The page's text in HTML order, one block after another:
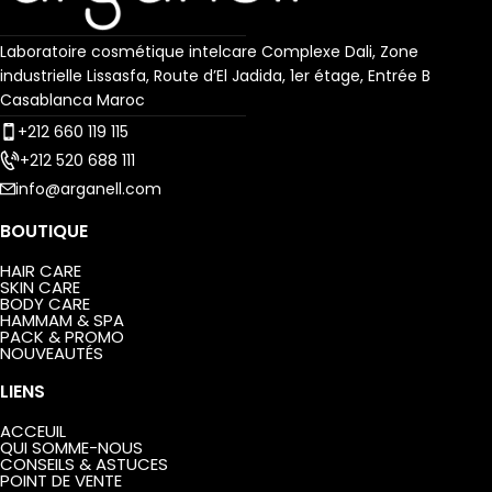
pour une peau sublimée jour
après jour.
Laboratoire cosmétique intelcare Complexe Dali, Zone
industrielle Lissasfa, Route d’El Jadida, 1er étage, Entrée B
Casablanca Maroc
+212 660 119 115
+212 520 688 111
info@arganell.com
BOUTIQUE
HAIR CARE
SKIN CARE
BODY CARE
HAMMAM & SPA
PACK & PROMO
NOUVEAUTÉS
LIENS
ACCEUIL
QUI SOMME-NOUS
CONSEILS & ASTUCES
POINT DE VENTE